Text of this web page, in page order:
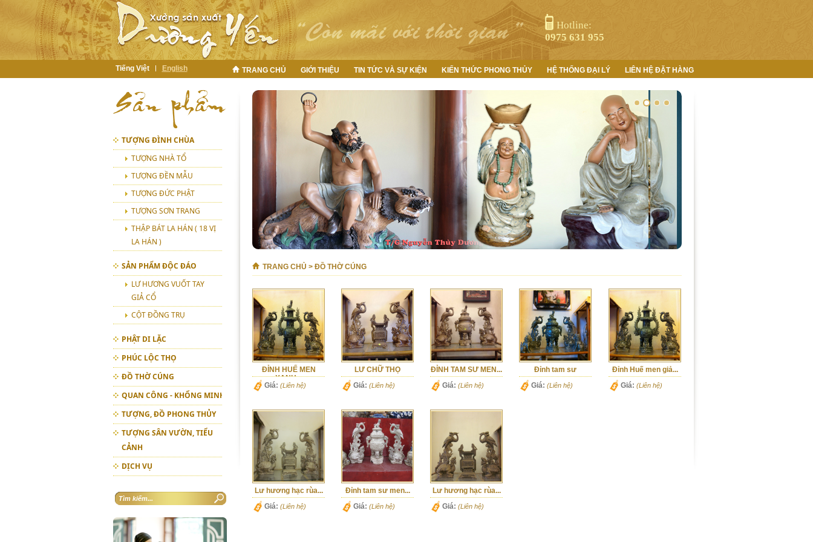
Hotline:
0975 631 955
TRANG CHỦ GIỚI THIỆU TIN TỨC VÀ SỰ KIỆN KIẾN THỨC PHONG THỦY HỆ THỐNG ĐẠI LÝ LIÊN HỆ ĐẶT HÀNG
Tiếng Việt English
TƯỢNG ĐÌNH CHÙA
TƯỢNG NHÀ TỔ
TƯỢNG ĐỀN MẪU
TƯỢNG ĐỨC PHẬT
TƯỢNG SƠN TRANG
THẬP BÁT LA HÁN ( 18 VỊ
LA HÁN )
SẢN PHẨM ĐỘC ĐÁO
LƯ HƯƠNG VUỐT TAY
GIẢ CỔ
CỘT ĐỒNG TRỤ
PHẬT DI LẶC
PHÚC LỘC THỌ
ĐỒ THỜ CÚNG
QUAN CÔNG - KHỔNG MINH
TƯỢNG, ĐỒ PHONG THỦY
TƯỢNG SÂN VƯỜN, TIỂU
CẢNH
DỊCH VỤ
TRANG CHỦ > ĐỒ THỜ CÚNG
ĐỈNH HUẾ MEN
XANH...
Giá: (Liên hệ)
LƯ CHỮ THỌ
Giá: (Liên hệ)
ĐỈNH TAM SƯ MEN...
Giá: (Liên hệ)
Đỉnh tam sư
Giá: (Liên hệ)
Đỉnh Huế men giả...
Giá: (Liên hệ)
Lư hương hạc rùa...
Giá: (Liên hệ)
Đỉnh tam sư men...
Giá: (Liên hệ)
Lư hương hạc rùa...
Giá: (Liên hệ)